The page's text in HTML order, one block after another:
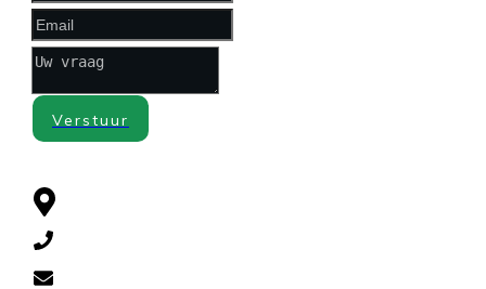
Verstuur